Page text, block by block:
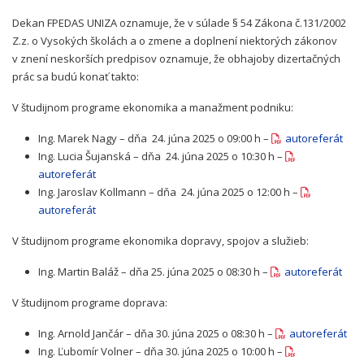
Dekan FPEDAS UNIZA oznamuje, že v súlade § 54 Zákona č.131/2002
Z.z. o Vysokých školách a o zmene a doplnení niektorých zákonov
v znení neskorších predpisov oznamuje, že obhajoby dizertačných
prác sa budú konať takto:
V študijnom programe ekonomika a manažment podniku:
Ing. Marek Nagy – dňa 24. júna 2025 o 09:00 h –
autoreferát
Ing. Lucia Šujanská – dňa 24. júna 2025 o 10:30 h –
autoreferát
Ing. Jaroslav Kollmann – dňa 24. júna 2025 o 12:00 h –
autoreferát
V študijnom programe ekonomika dopravy, spojov a služieb:
Ing. Martin Baláž – dňa 25. júna 2025 o 08:30 h – autoreferát
V študijnom programe doprava:
Ing. Arnold Jančár – dňa 30. júna 2025 o 08:30 h –
autoreferát
Ing. Ľubomír Volner – dňa 30. júna 2025 o 10:00 h –